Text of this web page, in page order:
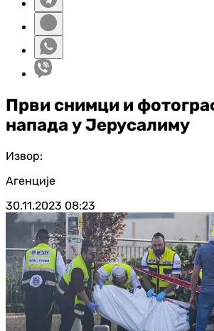
Први снимци и
напада у Јерусалиму
Извор:
Агенције
30.11.2023 08:23